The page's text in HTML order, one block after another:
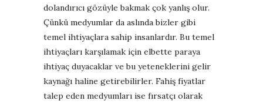
dolandırıcı gözüyle bakmak çok yanlış olur.
Çünkü medyumlar da aslında bizler gibi
temel ihtiyaçlara sahip insanlardır. Bu temel
ihtiyaçları karşılamak için elbette paraya
ihtiyaç duyacaklar ve bu yeteneklerini gelir
kaynağı haline getirebilirler. Fahiş fiyatlar
talep eden medyumları ise fırsatçı olarak